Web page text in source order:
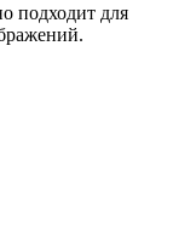
подходит для